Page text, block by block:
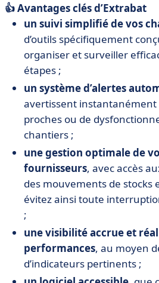
👍 Avantages clés d’Extrabat
un suivi simplifié de vos
d’outils spécifiquement
organiser et surveiller
étapes ;
un système d’alertes
avertissent instantanément
proches ou de
chantiers ;
une gestion optimale de
fournisseurs, avec accès
des mouvements de stocks
évitez ainsi toute
;
une visibilité accrue et
performances, au moyen
d’indicateurs pertinents ;